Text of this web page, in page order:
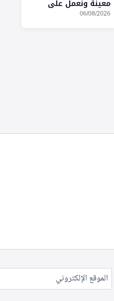
معينة ونعمل على
ضمان حرية الملاحة
06/08/2026
الموقع الإلكتروني